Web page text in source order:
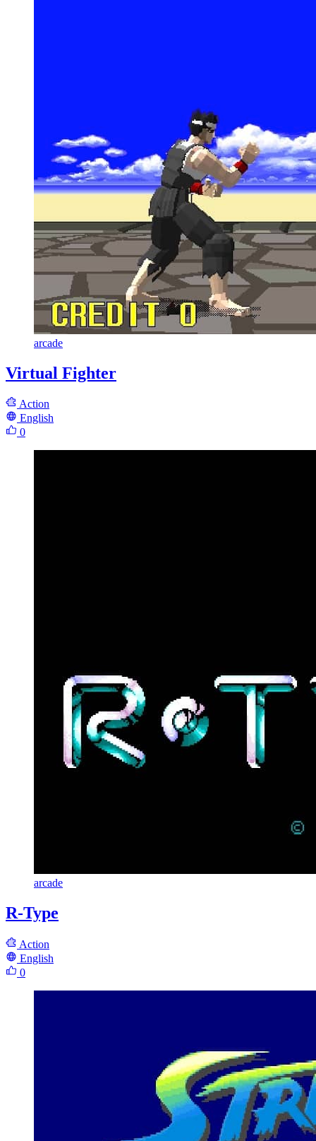
arcade
Virtual Fighter
Action
English
0
arcade
R-Type
Action
English
0